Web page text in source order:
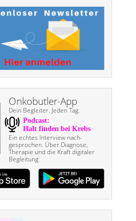
Onkobutler-App
Dein Begleiter. Jeden Tag.
Ein echtes Interview nach­
gesprochen. Über Diagnose,
Therapie und die Kraft digitaler
Begleitung